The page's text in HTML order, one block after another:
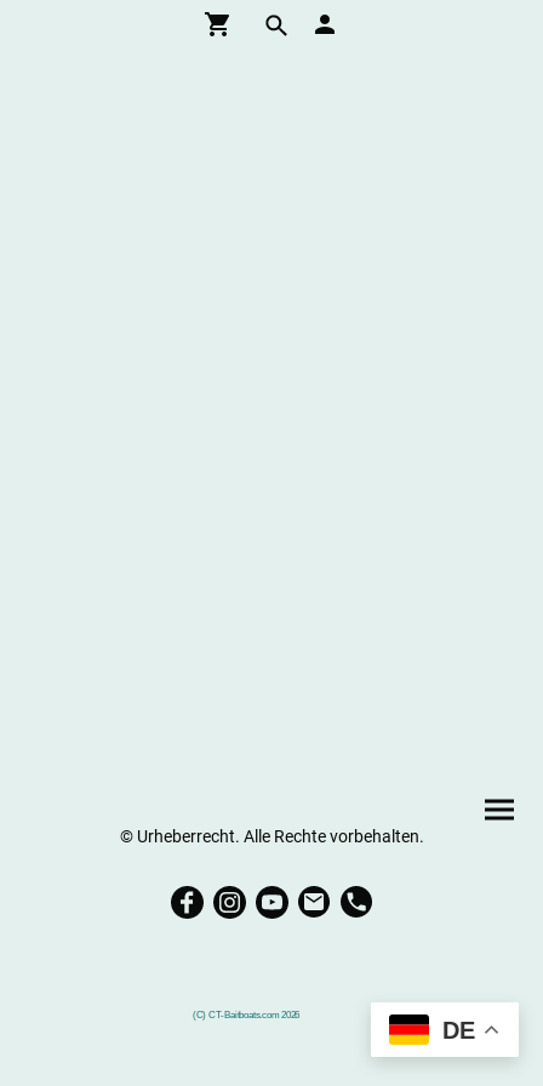
© Urheberrecht. Alle Rechte vorbehalten.
(C) CT-Baitboats.com 2026
DE